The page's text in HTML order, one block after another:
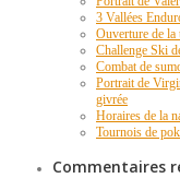
3 Vallées
Ouverture de la
Challenge Ski
Combat de
Portrait de
givrée
Horaires de la
Tournois de
Commentaires